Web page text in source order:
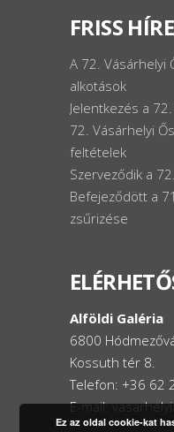
FRISS
A 72. Vásárhelyi
alkotások
Jelentkezés a
72. Vásárhelyi
feltételek
Szerveződik a
Befejeződött a
zsűrizése
Alföldi Galéria
6800
Kossuth tér 8.
Telefon: +36 62
E-mail:
Ez az oldal cookie-kat